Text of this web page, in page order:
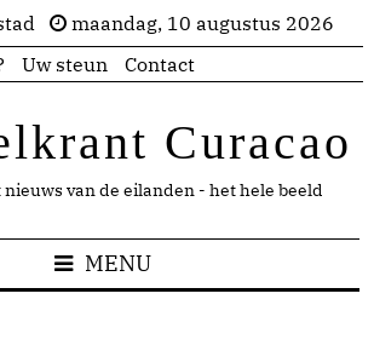
maandag, 10 augustus 2026
Uw steun Contact
Curacao
nieuws van de eilanden - het hele beeld
MENU